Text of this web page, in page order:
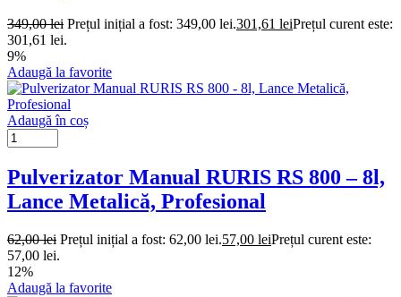
349,00lei Prețul inițial a fost: 349,00 lei.301,61 leiPrețul curent este:
301,61 lei.
9%
Adaugă la favorite
Adaugă în coș
Pulverizator Manual RURIS RS 800 – 8l,
Lance Metalică, Profesional
62,00lei Prețul inițial a fost: 62,00 lei.57,00 leiPrețul curent este:
57,00 lei.
12%
Adaugă la favorite